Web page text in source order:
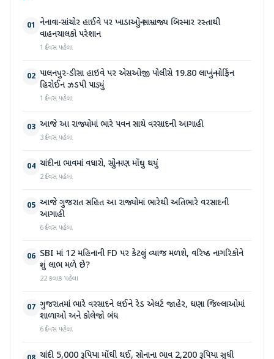
01 નેનાવા-સાંચોર હાઈવે પર ખાડાઓનું સામ્રાજ્ય બિસ્માર રસ્તાથી
વાહનચાલકો પરેશાન
1 દિવસ પહેલા
02 પાલનપુર-ડીસા હાઇવે પર એસઓજી પોલીસે 19.80 લાખનું મોર્ફિન
હિરોઈન ઝડપી પાડ્યું
1 દિવસ પહેલા
03 આજે આ રાજ્યોમાં ભારે પવન સાથે વરસાદની આગાહી
3 દિવસ પહેલા
04 ચાંદીના ભાવમાં વધારો, સોનું પણ મોંઘુ થયું
2 દિવસ પહેલા
05 આજે ગુજરાત સહિત આ રાજ્યોમાં ભારેથી અતિભારે વરસાદની
આગાહી
6 દિવસ પહેલા
06 SBI માં 12 મહિનાની FD પર કેટલું વ્યાજ મળશે, વરિષ્ઠ નાગરિકોને
શું લાભ મળે છે?
22 કલાક પહેલા
07 ગુજરાતમાં ભારે વરસાદને લઈને રેડ એલર્ટ જાહેર, ઘણા જિલ્લાઓમાં
શાળાઓ અને કોલેજો બંધ
6 દિવસ પહેલા
ચાંદી 5,000 રૂપિયા મોંઘી થઈ, સોનાના ભાવ 2,200 રૂપિયા સુધી